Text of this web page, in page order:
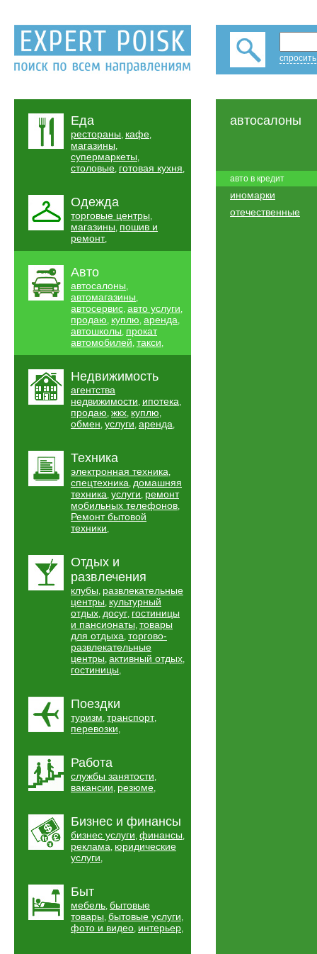
Еда
рестораны, кафе,
магазины,
супермаркеты,
столовые, готовая кухня,
Одежда
торговые центры,
магазины, пошив и
ремонт,
Авто
автосалоны,
автомагазины,
автосервис, авто услуги,
продаю, куплю, аренда,
автошколы, прокат
автомобилей, такси,
Недвижимость
агентства
недвижимости, ипотека,
продаю, жкх, куплю,
обмен, услуги, аренда,
Техника
электронная техника,
спецтехника, домашняя
техника, услуги, ремонт
мобильных телефонов,
Ремонт бытовой
техники,
Отдых и
развлечения
клубы, развлекательные
центры, культурный
отдых, досуг, гостиницы
и пансионаты, товары
для отдыха, торгово-
развлекательные
центры, активный отдых,
гостиницы,
Поездки
туризм, транспорт,
перевозки,
Работа
службы занятости,
вакансии, резюме,
Бизнес и финансы
бизнес услуги, финансы,
реклама, юридические
услуги,
Быт
мебель, бытовые
товары, бытовые услуги,
фото и видео, интерьер,
автосалоны
авто в кредит
иномарки
отечественные